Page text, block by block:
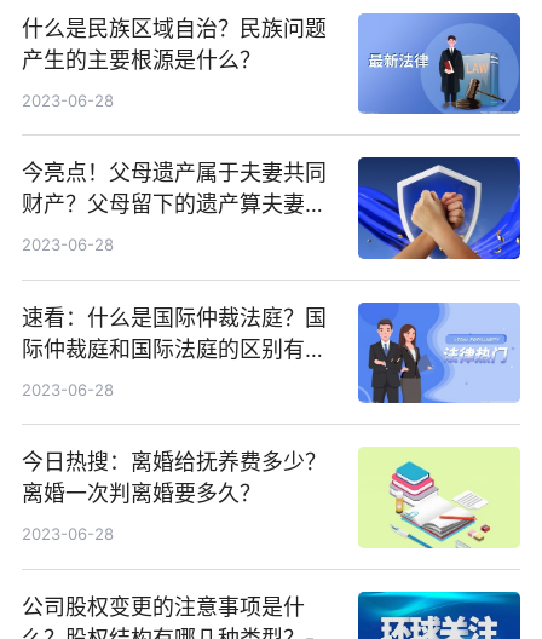
什么是民族区域自治？民族问题
产生的主要根源是什么？
2023-06-28
今亮点！父母遗产属于夫妻共同
财产？父母留下的遗产算夫妻共
同财产吗?
2023-06-28
速看：什么是国际仲裁法庭？国
际仲裁庭和国际法庭的区别有哪
些？
2023-06-28
今日热搜：离婚给抚养费多少？
离婚一次判离婚要多久？
2023-06-28
公司股权变更的注意事项是什